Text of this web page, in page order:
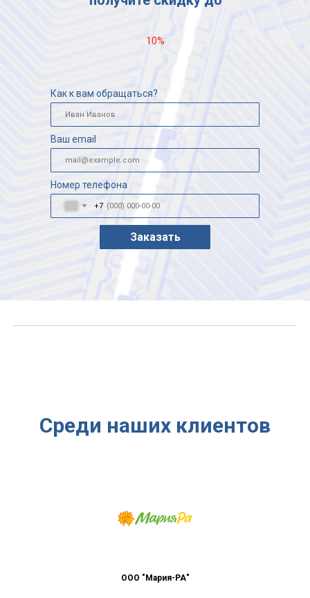
Как к вам обращаться?
Ваш email
Номер телефона
+7
Заказать
10%
Среди наших клиентов
ООО "Мария-РА"